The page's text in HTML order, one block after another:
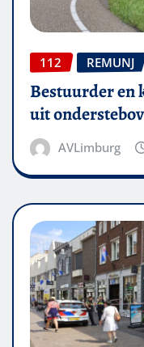
112 REMUNJ
Bestuurder en
uit
AVLimburg